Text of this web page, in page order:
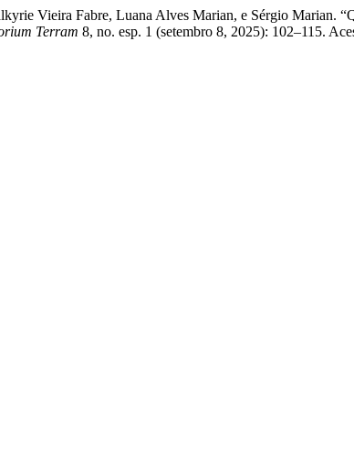
Vieira Fabre, Luana Alves Marian, e Sérgio
Terram 8, no. esp. 1 (setembro 8, 2025): 102–115.